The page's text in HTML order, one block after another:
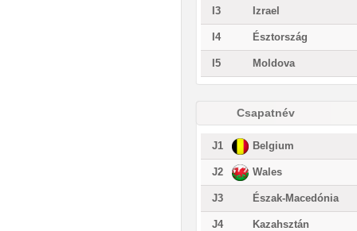
I3 Izrael
I4 Észtország
I5 Moldova
Csapatnév
J1 Belgium
J2 Wales
J3 Észak-Macedónia
J4 Kazahsztán